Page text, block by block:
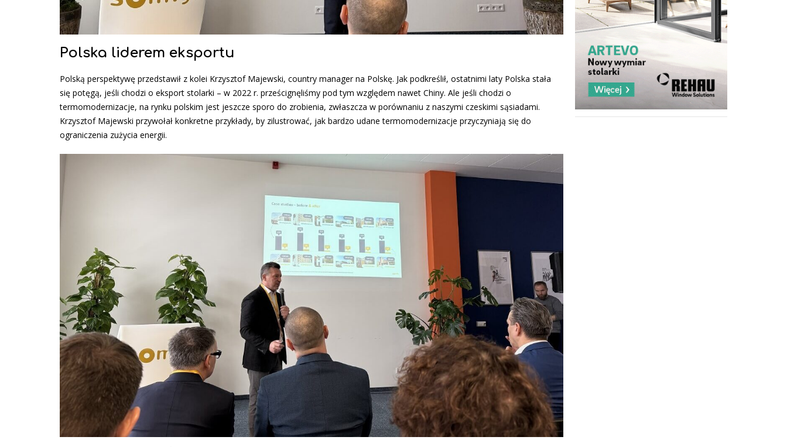
Polska liderem eksportu
Polską perspektywę przedstawił z kolei Krzysztof Majewski, country manager na Polskę. Jak podkreślił, ostatnimi laty Polska stała
się potęgą, jeśli chodzi o eksport stolarki – w 2022 r. prześcignęliśmy pod tym względem nawet Chiny. Ale jeśli chodzi o
termomodernizacje, na rynku polskim jest jeszcze sporo do zrobienia, zwłaszcza w porównaniu z naszymi czeskimi sąsiadami.
Krzysztof Majewski przywołał konkretne przykłady, by zilustrować, jak bardzo udane termomodernizacje przyczyniają się do
ograniczenia zużycia energii.